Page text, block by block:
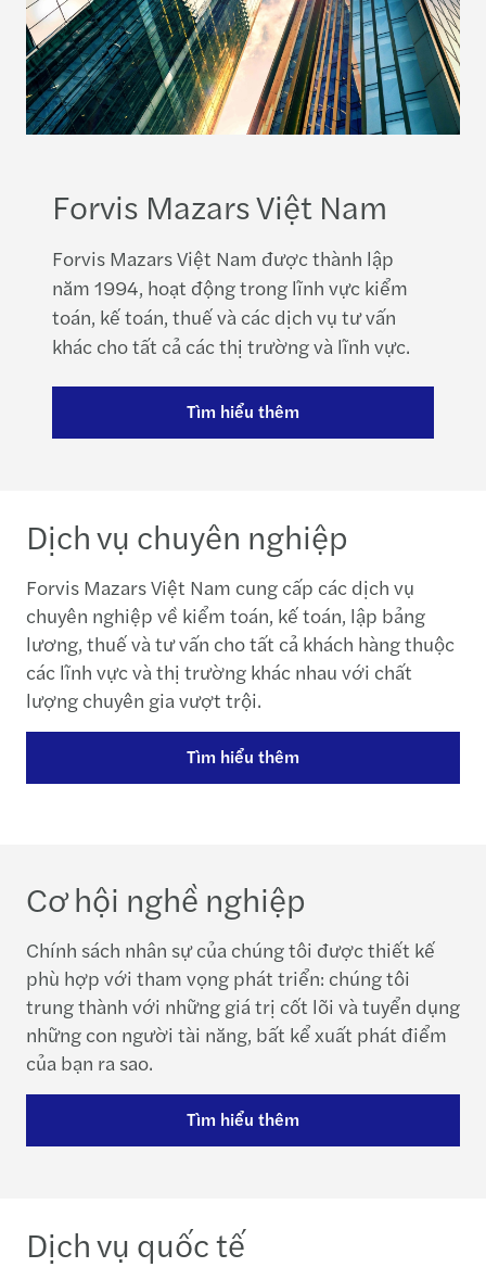
Forvis Mazars Việt Nam
Forvis Mazars Việt Nam được thành lập
năm 1994, hoạt động trong lĩnh vực kiểm
toán, kế toán, thuế và các dịch vụ tư vấn
khác cho tất cả các thị trường và lĩnh vực.
Tìm hiểu thêm
Dịch vụ chuyên nghiệp
Forvis Mazars Việt Nam cung cấp các dịch vụ
chuyên nghiệp về kiểm toán, kế toán, lập bảng
lương, thuế và tư vấn cho tất cả khách hàng thuộc
các lĩnh vực và thị trường khác nhau với chất
lượng chuyên gia vượt trội.
Tìm hiểu thêm
Cơ hội nghề nghiệp
Chính sách nhân sự của chúng tôi được thiết kế
phù hợp với tham vọng phát triển: chúng tôi
trung thành với những giá trị cốt lõi và tuyển dụng
những con người tài năng, bất kể xuất phát điểm
của bạn ra sao.
Tìm hiểu thêm
Dịch vụ quốc tế